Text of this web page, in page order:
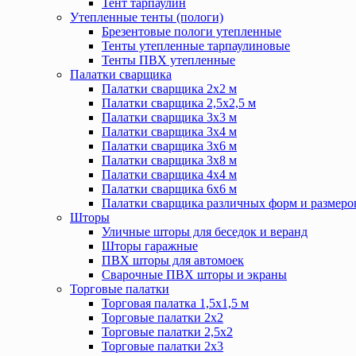
Тент тарпаулин
Утепленные тенты (пологи)
Брезентовые пологи утепленные
Тенты утепленные тарпаулиновые
Тенты ПВХ утепленные
Палатки сварщика
Палатки сварщика 2х2 м
Палатки сварщика 2,5х2,5 м
Палатки сварщика 3х3 м
Палатки сварщика 3х4 м
Палатки сварщика 3х6 м
Палатки сварщика 3х8 м
Палатки сварщика 4х4 м
Палатки сварщика 6х6 м
Палатки сварщика различных форм и
Шторы
Уличные шторы для беседок и веранд
Шторы гаражные
ПВХ шторы для автомоек
Сварочные ПВХ шторы и экраны
Торговые палатки
Торговая палатка 1,5х1,5 м
Торговые палатки 2х2
Торговые палатки 2,5х2
Торговые палатки 2х3